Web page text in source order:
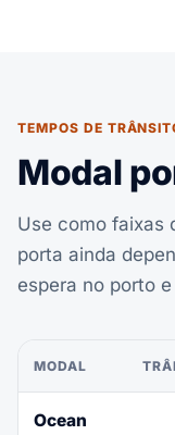
TEMPOS DE
Modal
Use como faixas
porta ainda
espera no porto
MODAL
Ocean